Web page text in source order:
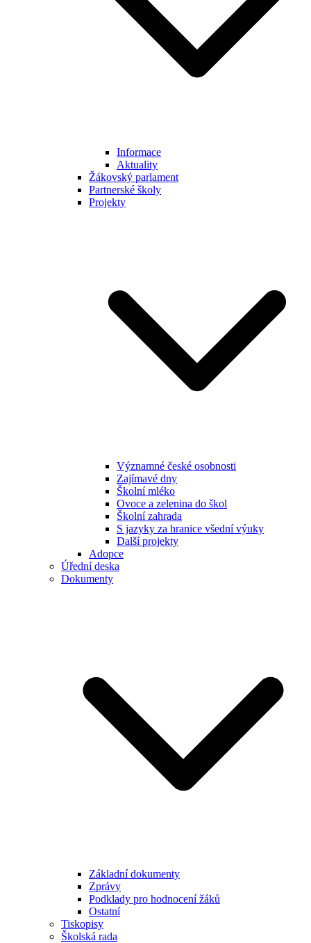
Informace
Aktuality
Žákovský parlament
Partnerské školy
Projekty
Významné české osobnosti
Zajímavé dny
Školní mléko
Ovoce a zelenina do škol
Školní zahrada
S jazyky za hranice všední výuky
Další projekty
Adopce
Úřední deska
Dokumenty
Základní dokumenty
Zprávy
Podklady pro hodnocení žáků
Ostatní
Tiskopisy
Školská rada